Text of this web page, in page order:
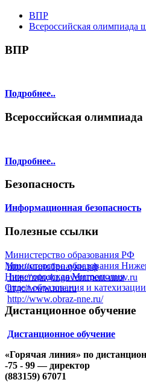
ВПР
Всероссийская олимпиада
ВПР
Подробнее..
Всероссийская олимпиада
Подробнее..
Безопасность
Информационная безопасность
Полезные ссылки
Министерство образования РФ
http://минобрнауки.рф
Министерство образования
http://minobr.government-nnov.ru
Нижегородская Митрополия
http://www.nne.ru
Отдел образования и
http://www.obraz-nne.ru/
Дистанционное обучение
Дистанционное обучение
«Горячая линия» по
-75 - 99 — директор
(883159) 67071